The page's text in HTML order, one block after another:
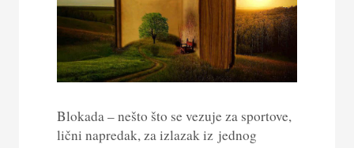
Blokada – nešto što se vezuje za sportove,
lični napredak, za izlazak iz jednog